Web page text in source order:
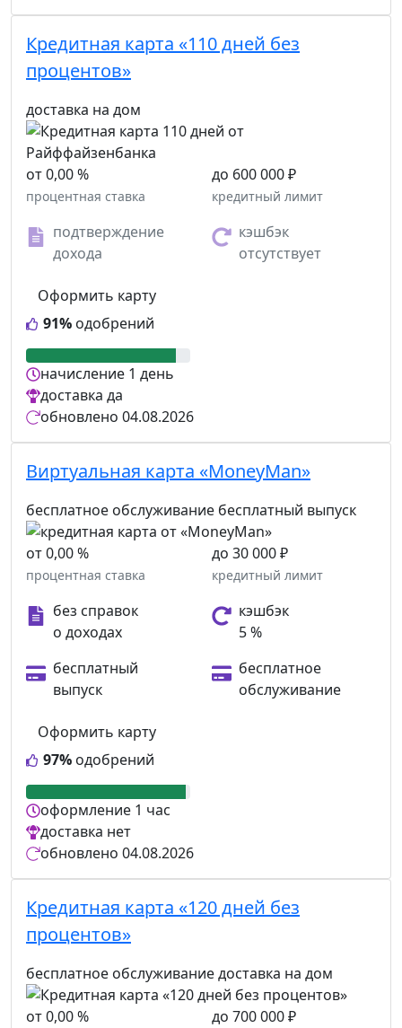
Кредитная карта «110 дней без
процентов»
доставка на дом
от 0,00 %
процентная ставка
до 600 000 ₽
кредитный лимит
подтверждение
дохода
кэшбэк
отсутствует
91% одобрений
Оформить карту
начисление 1 день
доставка да
обновлено 04.08.2026
Виртуальная карта «MoneyMan»
бесплатное обслуживание бесплатный выпуск
от 0,00 %
процентная ставка
до 30 000 ₽
кредитный лимит
без справок
о доходах
кэшбэк
5 %
бесплатный
выпуск
бесплатное
обслуживание
97% одобрений
Оформить карту
оформление 1 час
доставка нет
обновлено 04.08.2026
Кредитная карта «120 дней без
процентов»
бесплатное обслуживаниедоставка на дом
от 0,00 % до 700 000 ₽